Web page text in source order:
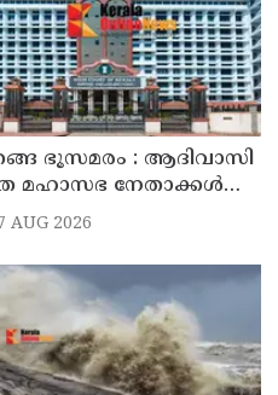
ഭൂസമരം : ആദിവാസി
മഹാസഭ നേതാക്കൾക്ക്
വിധിച്ച വിചാരണ
ഉത്തരവ് സൂക്ഷ്മ
AUG 2026